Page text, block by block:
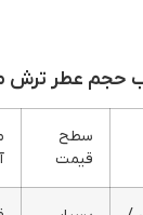
حجم عطر ترش
سطح
قیمت